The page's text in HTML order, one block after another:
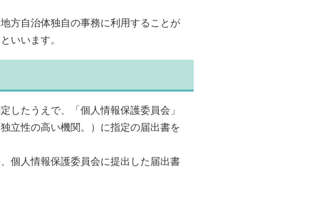
方自治体独自の事務に利用することが
いいます。
したうえで、「個人情報保護委員会」
立性の高い機関。）に指定の届出書を
個人情報保護委員会に提出した届出書